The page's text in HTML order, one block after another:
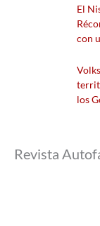
El
con
los
Revista